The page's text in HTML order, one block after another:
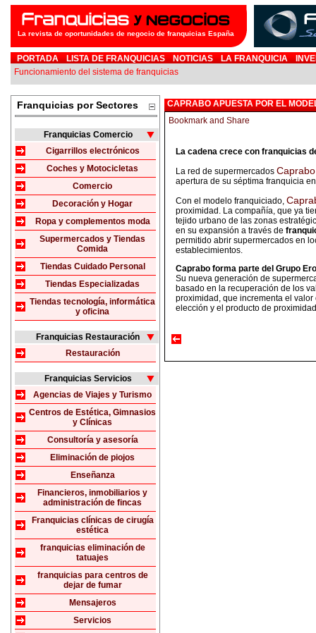
La revista de oportunidades de negocio de franquicias España
PORTADA LISTA DE FRANQUICIAS NOTICIAS LA FRANQUICIA
Funcionamiento del sistema de franquicias
Franquicias por Sectores
Franquicias Comercio
Cigarrillos electrónicos
Coches y Motocicletas
Comercio
Decoración y Hogar
Ropa y complementos moda
Supermercados y Tiendas
Comida
Tiendas Cuidado Personal
Tiendas Especializadas
Tiendas tecnología, informática
y oficina
Franquicias Restauración
Restauración
Franquicias Servicios
Agencias de Viajes y Turismo
Centros de Estética, Gimnasios
y Clínicas
Consultoría y asesoría
Eliminación de piojos
Enseñanza
Financieros, inmobiliarios y
administración de fincas
Franquicias clínicas de cirugía
estética
franquicias eliminación de
tatuajes
franquicias para centros de
dejar de fumar
Mensajeros
Servicios
CAPRABO APUESTA POR EL
La cadena crece con franquicias
La red de supermercados
apertura de su séptima franquicia
Con el modelo franquiciado,
proximidad. La compañía, que ya
tejido urbano de las zonas
en su expansión a través de
permitido abrir supermercados en
establecimientos.
Caprabo forma parte del Grupo
Su nueva generación de
basado en la recuperación de los
proximidad, que incrementa el
elección y el producto de